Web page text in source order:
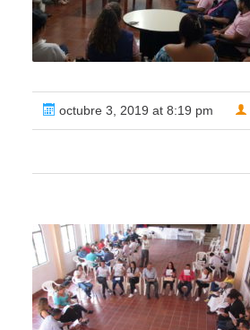
octubre 3, 2019 at 8:19 pm